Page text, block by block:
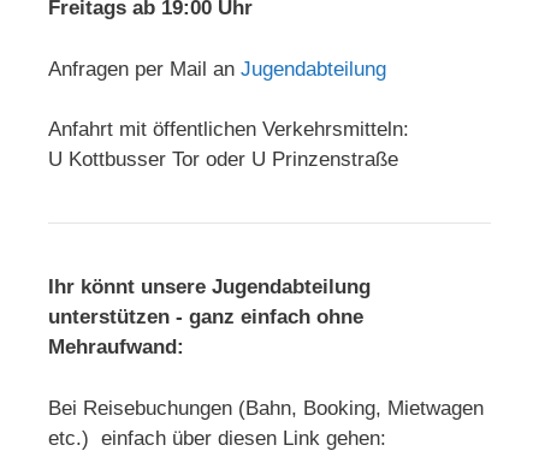
Freitags ab 19:00 Uhr
Anfragen per Mail an Jugendabteilung
Anfahrt mit öffentlichen Verkehrsmitteln:
U Kottbusser Tor oder U Prinzenstraße
Ihr könnt unsere Jugendabteilung
unterstützen - ganz einfach ohne
Mehraufwand:
Bei Reisebuchungen (Bahn, Booking, Mietwagen
etc.) einfach über diesen Link gehen: